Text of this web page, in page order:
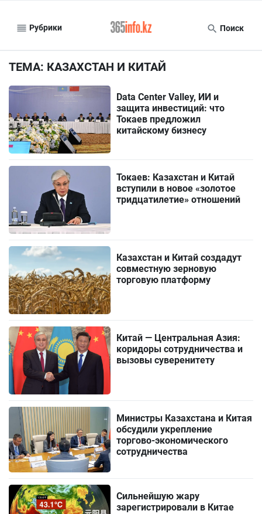
Рубрики Поиск
ТЕМА: КАЗАХСТАН И КИТАЙ
Data Center Valley, ИИ и
защита инвестиций: что
Токаев предложил
китайскому бизнесу
Токаев: Казахстан и Китай
вступили в новое «золотое
тридцатилетие» отношений
Казахстан и Китай создадут
совместную зерновую
торговую платформу
Китай — Центральная Азия:
коридоры сотрудничества и
вызовы суверенитету
Министры Казахстана и Китая
обсудили укрепление
торгово-экономического
сотрудничества
Сильнейшую жару
зарегистрировали в Китае